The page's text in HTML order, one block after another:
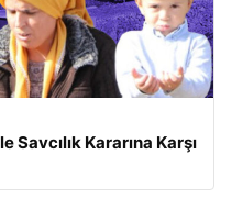
Savcılık Kararına Karşı